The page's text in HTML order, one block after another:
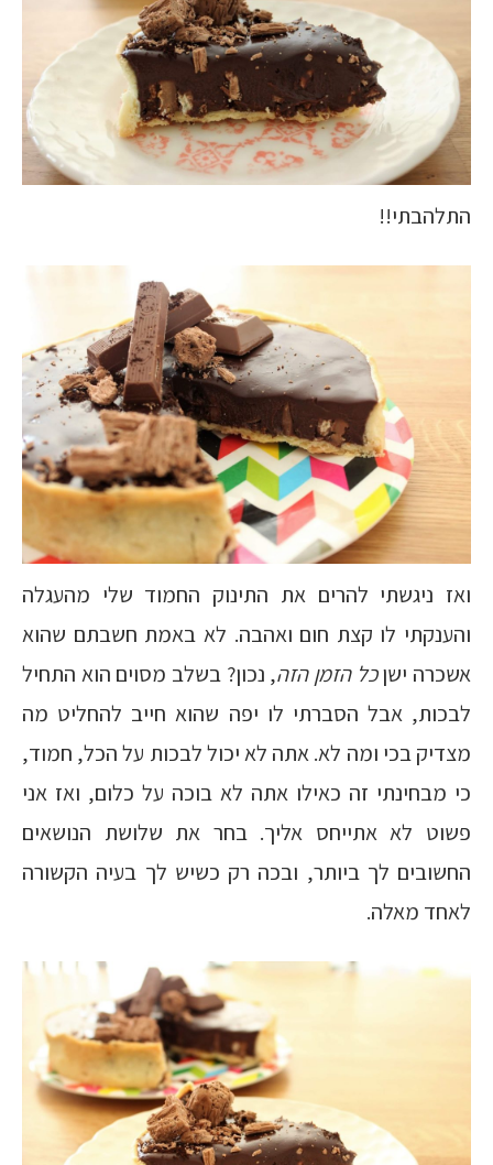
התלהבתי!!
ואז ניגשתי להרים את התינוק החמוד שלי מהעגלה
והענקתי לו קצת חום ואהבה. לא באמת חשבתם שהוא
אשכרה ישןכל הזמן הזה, נכון? בשלב מסוים הוא התחיל
לבכות, אבל הסברתי לו יפה שהוא חייב להחליט מה
מצדיק בכי ומה לא. אתה לא יכול לבכות על הכל, חמוד,
כי מבחינתי זה כאילו אתה לא בוכה על כלום, ואז אני
פשוט לא אתייחס אליך. בחר את שלושת הנושאים
החשובים לך ביותר, ובכה רק כשיש לך בעיה הקשורה
לאחד מאלה.